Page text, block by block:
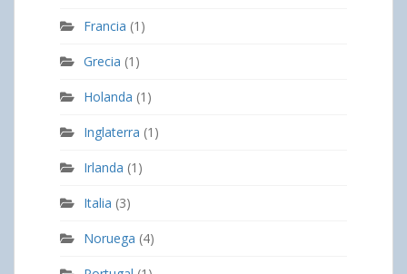
Francia (1)
Grecia (1)
Holanda (1)
Inglaterra (1)
Irlanda (1)
Italia (3)
Noruega (4)